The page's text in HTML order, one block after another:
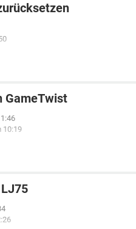
GameTwist
10:19